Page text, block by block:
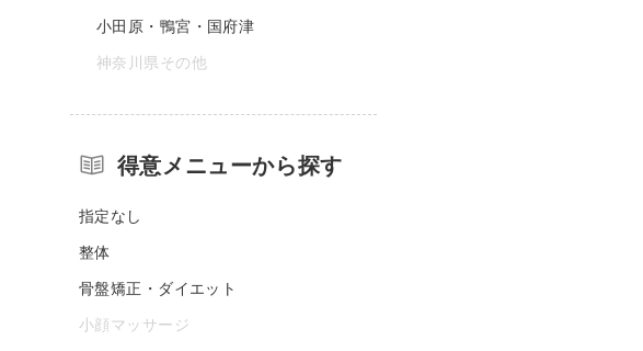
小田原・鴨宮・国府津
神奈川県その他
得意メニューから探す
指定なし
整体
骨盤矯正・ダイエット
小顔マッサージ